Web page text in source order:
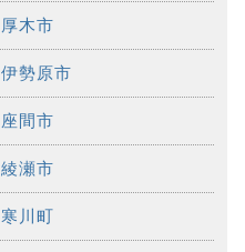
厚木市
伊勢原市
座間市
綾瀬市
寒川町